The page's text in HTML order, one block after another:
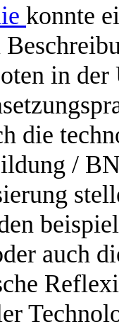
konnte
in
die
/
auch